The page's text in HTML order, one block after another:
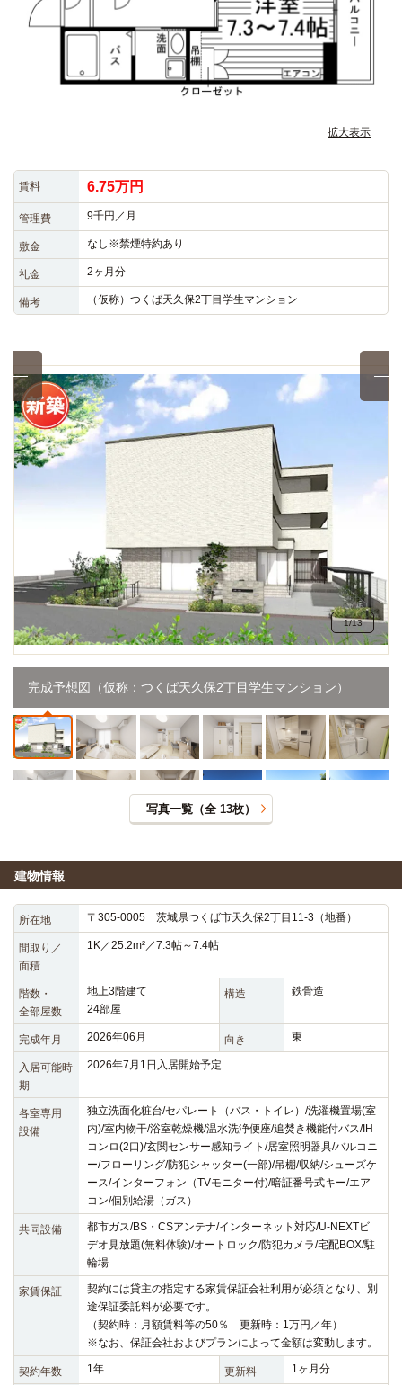
拡大表示
賃料 6.75万円
管理費 9千円／月
敷金 なし※禁煙特約あり
礼金 2ヶ月分
備考 （仮称）つくば天久保2丁目学生マンション
完成予想図（仮称：つくば天久保2丁目学生マンション）
1/13
写真一覧（全 13枚）
建物情報
所在地 〒305-0005 茨城県つくば市天久保2丁目11-3（地番）
間取り／
面積
1K／25.2m²／7.3帖～7.4帖
階数・
全部屋数
地上3階建て
24部屋
構造 鉄骨造
完成年月 2026年06月 向き 東
入居可能時
期
2026年7月1日入居開始予定
各室専用
設備
独立洗面化粧台/セパレート（バス・トイレ）/洗濯機置場(室
内)/室内物干/浴室乾燥機/温水洗浄便座/追焚き機能付バス/IH
コンロ(2口)/玄関センサー感知ライト/居室照明器具/バルコニ
ー/フローリング/防犯シャッター(一部)/吊棚/収納/シューズケ
ース/インターフォン（TVモニター付)/暗証番号式キー/エア
コン/個別給湯（ガス）
共同設備
都市ガス/BS・CSアンテナ/インターネット対応/U-NEXTビ
デオ見放題(無料体験)/オートロック/防犯カメラ/宅配BOX/駐
輪場
家賃保証
契約には貸主の指定する家賃保証会社利用が必須となり、別
途保証委託料が必要です。
（契約時：月額賃料等の50％ 更新時：1万円／年）
※なお、保証会社およびプランによって金額は変動します。
契約年数 1年 更新料 1ヶ月分